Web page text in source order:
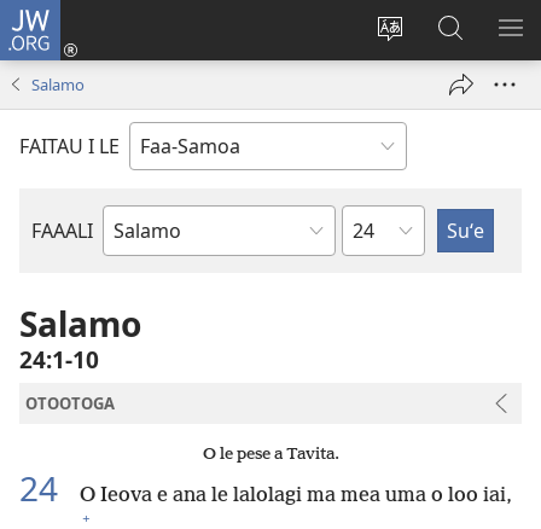
JW.ORG
Sui
gagana
o
le
tafaʻilagi
Log
isi
Suʻe
le
Salamo
FAITAU I LE
FAAALI
Tusi
Tusi
Mataupu
Salamo
24:1-10
OTOOTOGA
O le pese a Tavita.
24 O Ieova e ana le lalolagi ma mea uma o loo iai,
+